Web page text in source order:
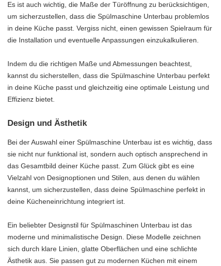
Es ist auch wichtig, die Maße der Türöffnung zu berücksichtigen,
um sicherzustellen, dass die Spülmaschine Unterbau problemlos
in deine Küche passt. Vergiss nicht, einen gewissen Spielraum für
die Installation und eventuelle Anpassungen einzukalkulieren.
Indem du die richtigen Maße und Abmessungen beachtest,
kannst du sicherstellen, dass die Spülmaschine Unterbau perfekt
in deine Küche passt und gleichzeitig eine optimale Leistung und
Effizienz bietet.
Design und Ästhetik
Bei der Auswahl einer Spülmaschine Unterbau ist es wichtig, dass
sie nicht nur funktional ist, sondern auch optisch ansprechend in
das Gesamtbild deiner Küche passt. Zum Glück gibt es eine
Vielzahl von Designoptionen und Stilen, aus denen du wählen
kannst, um sicherzustellen, dass deine Spülmaschine perfekt in
deine Kücheneinrichtung integriert ist.
Ein beliebter Designstil für Spülmaschinen Unterbau ist das
moderne und minimalistische Design. Diese Modelle zeichnen
sich durch klare Linien, glatte Oberflächen und eine schlichte
Ästhetik aus. Sie passen gut zu modernen Küchen mit einem